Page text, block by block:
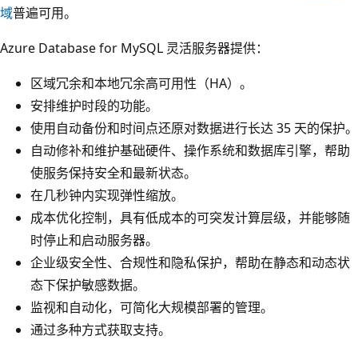
域普遍可用。
Azure Database for MySQL 灵活服务器提供：
区域冗余和本地冗余高可用性（HA）。
安排维护时段的功能。
使用自动备份和时间点还原对数据进行长达 35 天的保护。
自动修补和维护基础硬件、操作系统和数据库引擎，帮助
使服务保持安全和最新状态。
在几秒钟内实现弹性缩放。
成本优化控制，具有低成本的可突发计算层级，并能够随
时停止和启动服务器。
企业级安全性、合规性和隐私保护，帮助在静态和动态状
态下保护敏感数据。
监视和自动化，可简化大规模部署的管理。
通过多种方式获取支持。